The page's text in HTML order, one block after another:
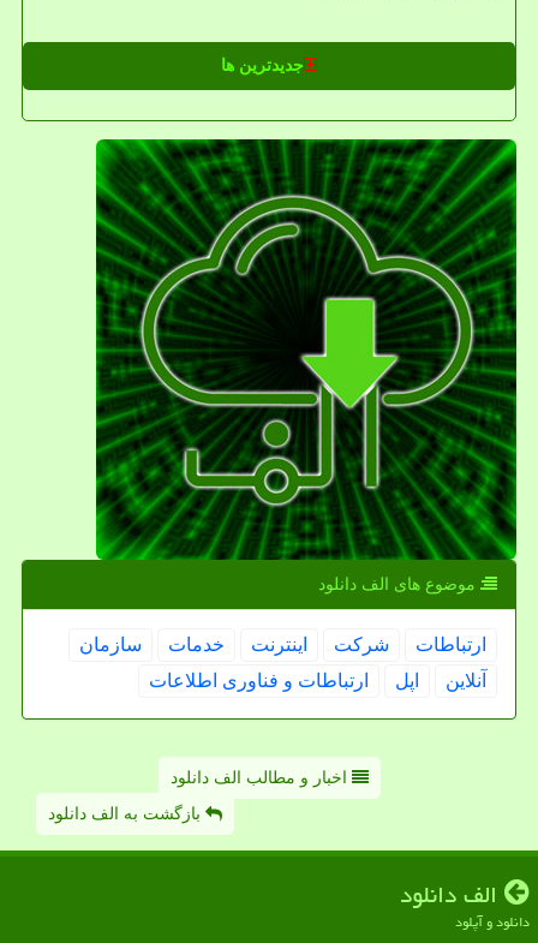
جدیدترین ها
موضوع های الف دانلود
ارتباطات شركت اینترنت خدمات
سازمان
آنلاین
اپل ارتباطات و فناوری اطلاعات
اخبار و مطالب الف دانلود
بازگشت به الف دانلود
الف دانلود
دانلود و آپلود